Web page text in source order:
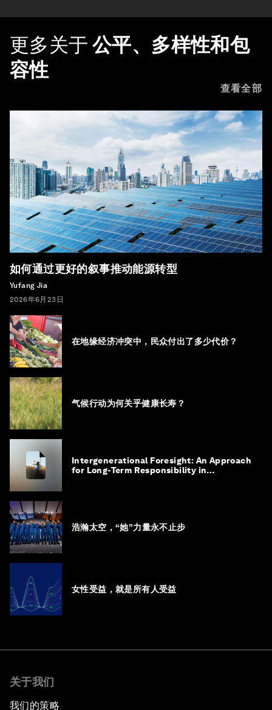
更多关于 公平、多样性和包
容性
查看全部
如何通过更好的叙事推动能源转型
Yufang Jia
2026年6月23日
在地缘经济冲突中，民众付出了多少代价？
气候行动为何关乎健康长寿？
Intergenerational Foresight: An Approach
for Long-Term Responsibility in
浩瀚太空，“她”力量永不止步
女性受益，就是所有人受益
关于我们
我们的策略